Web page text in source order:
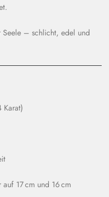
Seele – schlicht, edel und
17 cm und 16 cm